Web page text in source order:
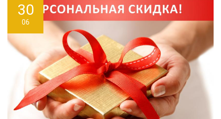
30
06